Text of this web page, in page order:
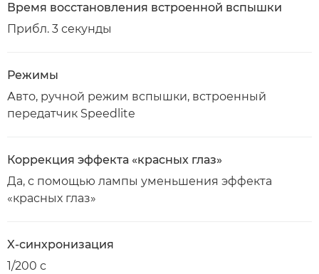
Время восстановления встроенной вспышки
Прибл. 3 секунды
Режимы
Авто, ручной режим вспышки, встроенный
передатчик Speedlite
Коррекция эффекта «красных глаз»
Да, с помощью лампы уменьшения эффекта
«красных глаз»
X-синхронизация
1/200 с